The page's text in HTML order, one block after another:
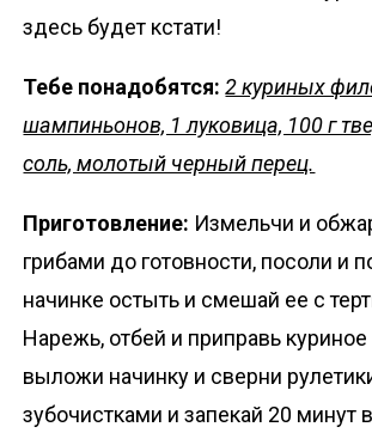
здесь будет кстати!
Тебе понадобятся:2 куриных
шампиньонов, 1 луковица, 100 г
соль, молотый черный перец.
Приготовление: Измельчи и
грибами до готовности, посоли и
начинке остыть и смешай ее с
Нарежь, отбей и приправь
выложи начинку и сверни
зубочистками и запекай 20 минут